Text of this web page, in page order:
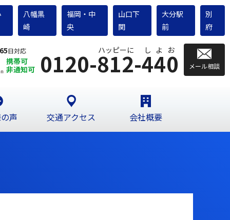
八幡黒
崎
福岡・中
央
山口下
関
大分駅
前
別
府
日対応
携帯可
非通知可
ハッピーに しよお
0120-812-440 メール相談
声 交通アクセス 会社概要